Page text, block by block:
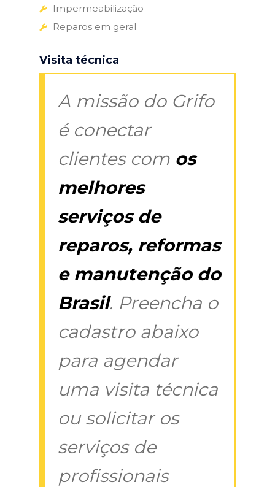
Impermeabilização
Reparos em geral
Visita técnica
A missão do Grifo
é conectar
clientes com os
melhores
serviços de
reparos, reformas
e manutenção do
Brasil. Preencha o
cadastro abaixo
para agendar
uma visita técnica
ou solicitar os
serviços de
profissionais